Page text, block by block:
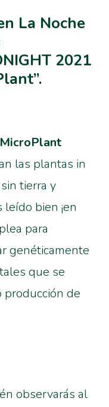
La Noche
2021
las plantas in
tierra y
bien ¡en
para
genéticamente
que se
producción de
observarás al